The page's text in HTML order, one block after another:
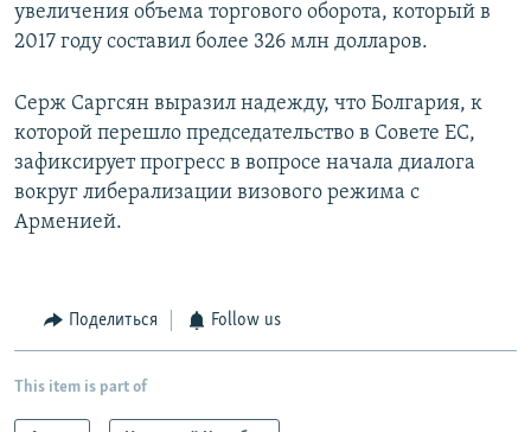
увеличения объема торгового оборота, который в
2017 году составил более 326 млн долларов.
Серж Саргсян выразил надежду, что Болгария, к
которой перешло председательство в Совете ЕС,
зафиксирует прогресс в вопросе начала диалога
вокруг либерализации визового режима с
Арменией.
Поделиться Follow us
This item is part of